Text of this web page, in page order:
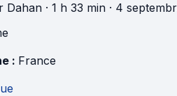
Dahan · 1 h 33 min · 4
: France